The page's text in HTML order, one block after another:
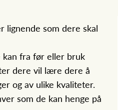
lignende som dere skal
fra før eller bruk
dere vil lære dere å
og av ulike kvaliteter.
som de kan henge på